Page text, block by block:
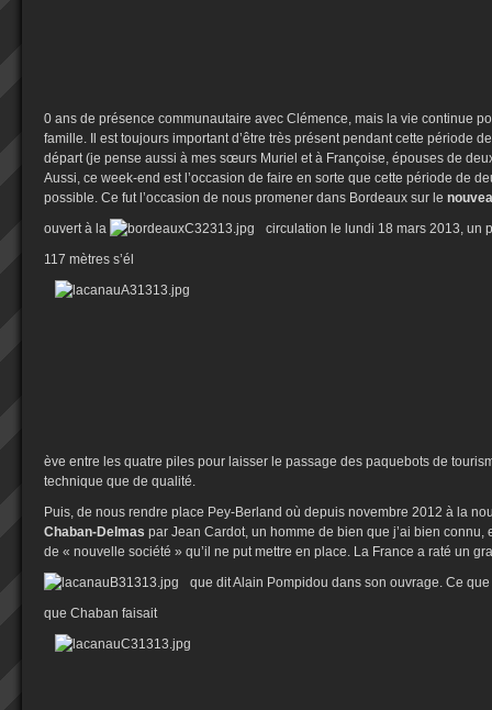
0 ans de présence communautaire avec Clémence, mais la vie continue
famille. Il est toujours important d’être très présent pendant cette période
départ (je pense aussi à mes sœurs Muriel et à Françoise, épouses de
Aussi, ce week-end est l’occasion de faire en sorte que cette période de
possible. Ce fut l’occasion de nous promener dans Bordeaux sur le
ouvert à la
circulation le lundi 18 mars 2013, un
117 mètres s’él
ève entre les quatre piles pour laisser le passage des paquebots de
technique que de qualité.
Puis, de nous rendre place Pey-Berland où depuis novembre 2012 à la
Chaban-Delmas par Jean Cardot, un homme de bien que j’ai bien connu,
de « nouvelle société » qu’il ne put mettre en place. La France a raté un
que dit Alain Pompidou dans son ouvrage. Ce que
que Chaban faisait